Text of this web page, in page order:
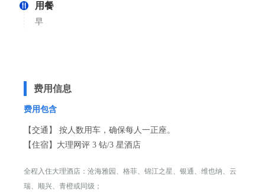
用餐
早
费用信息
费用包含
【交通】 按人数用车，确保每人一正座。
【住宿】大理网评 3 钻/3 星酒店
全程入住大理酒店：沧海雅园、格菲、锦江之星、银通、维也纳、云
瑞、顺兴、青橙或同级；